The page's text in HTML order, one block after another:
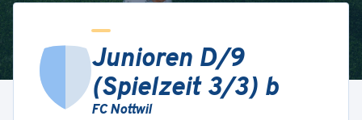
Junioren D/9
(Spielzeit 3/3) b
FC Nottwil